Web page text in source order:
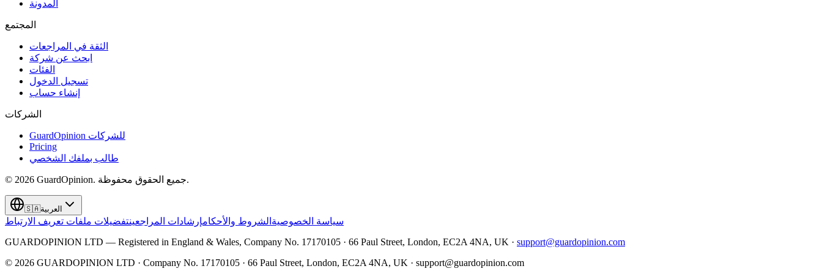
المدونة
المجتمع
الثقة في المراجعات
ابحث عن شركة
الفئات
تسجيل الدخول
إنشاء حساب
الشركات
GuardOpinion للشركات
Pricing
طالب بملفك الشخصي
© 2026 GuardOpinion. جميع الحقوق محفوظة.
🇸🇦العربية
سياسة الخصوصية الشروط والأحكامإرشادات المراجعينتفضيلات ملفات تعريف الارتباط
GUARDOPINION LTD — Registered in England & Wales, Company No. 17170105 · 66 Paul Street, London, EC2A 4NA, UK · support@guardopinion.com
© 2026 GUARDOPINION LTD · Company No. 17170105 · 66 Paul Street, London, EC2A 4NA, UK · support@guardopinion.com